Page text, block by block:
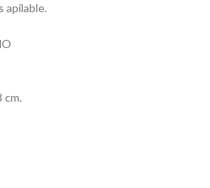
apilable.
cm.